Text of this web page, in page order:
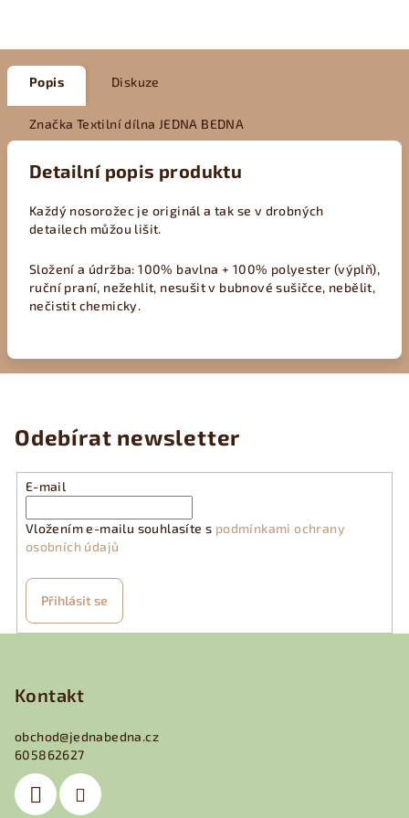
Popis Diskuze
Značka Textilní dílna JEDNA BEDNA
Detailní popis produktu
Každý nosorožec je originál a tak se v drobných
detailech můžou lišit.
Složení a údržba: 100% bavlna + 100% polyester (výplň),
ruční praní, nežehlit, nesušit v bubnové sušičce, nebělit,
nečistit chemicky.
Odebírat newsletter
E-mail
Vložením e-mailu souhlasíte s podmínkami ochrany
osobních údajů
Přihlásit se
Kontakt
obchod@jednabedna.cz
605862627